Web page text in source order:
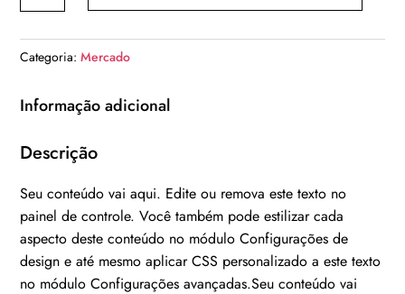
Categoria:Mercado
Informação adicional
Descrição
Seu conteúdo vai aqui. Edite ou remova este texto no
painel de controle. Você também pode estilizar cada
aspecto deste conteúdo no módulo Configurações de
design e até mesmo aplicar CSS personalizado a este texto
no módulo Configurações avançadas.Seu conteúdo vai